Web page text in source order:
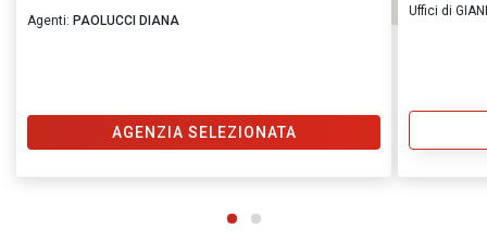
Agenti: PAOLUCCI DIANA
AGENZIA SELEZIONATA
Uffici di